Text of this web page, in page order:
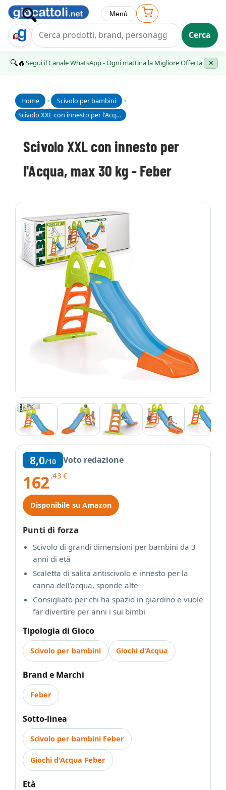
Trova Regalo Cerca
Menù
🔍🔥Segui il Canale WhatsApp - Ogni mattina la Migliore Offerta ✕
Home > Scivolo per bambini
>
Scivolo XXL con innesto per l'Acqua, max 30 kg - Feber
Scivolo XXL con innesto per
l'Acqua, max 30 kg - Feber
8,0/10 Voto redazione
162,43 €
Disponibile su Amazon
Punti di forza
Scivolo di grandi dimensioni per bambini da 3
anni di età
Scaletta di salita antiscivolo e innesto per la
canna dell'acqua, sponde alte
Consigliato per chi ha spazio in giardino e vuole
far divertire per anni i sui bimbi
Tipologia di Gioco
Scivolo per bambini Giochi d'Acqua
Brand e Marchi
Feber
Sotto-linea
Scivolo per bambini Feber
Giochi d'Acqua Feber
Età